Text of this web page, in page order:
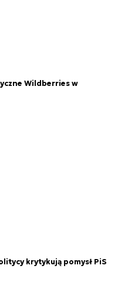
Wildberries w
krytykują pomysł PiS